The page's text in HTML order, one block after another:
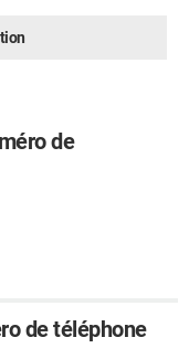
de
de téléphone